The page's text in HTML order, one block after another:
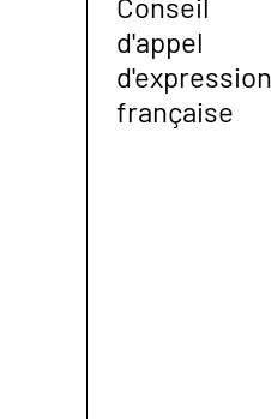
d'appel
d'expression
française